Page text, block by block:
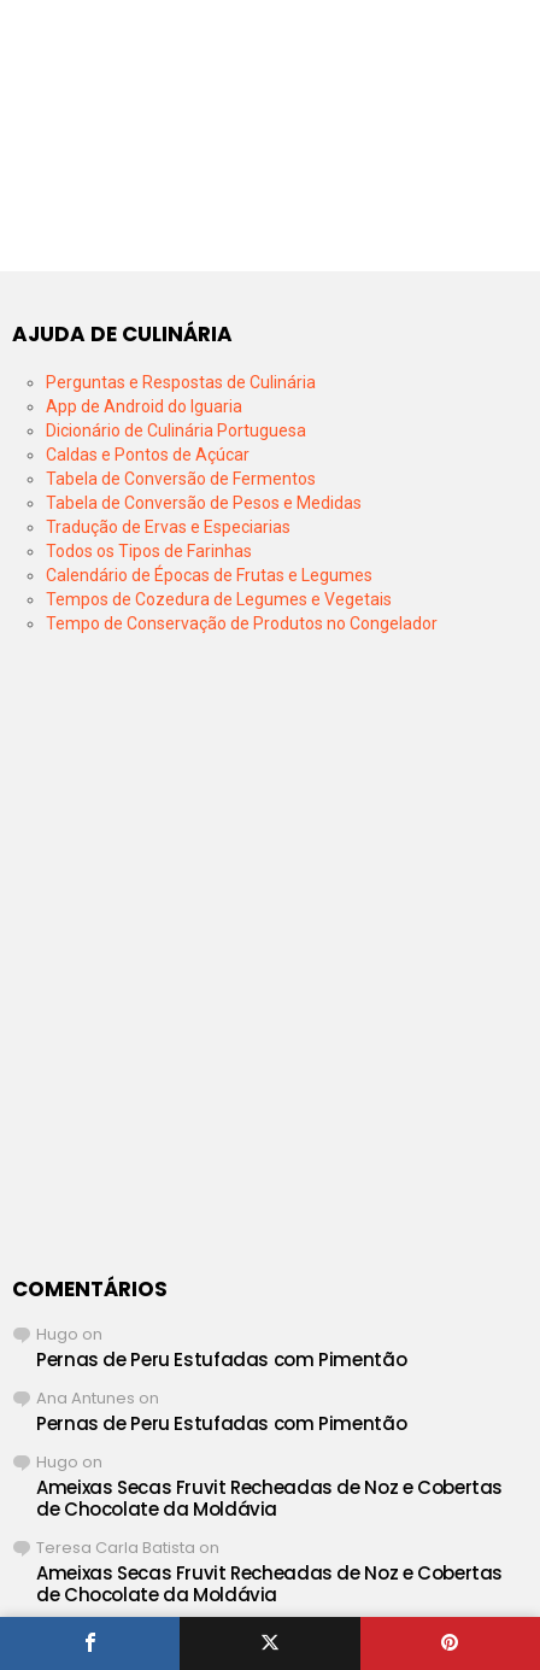
AJUDA DE CULINÁRIA
Perguntas e Respostas de Culinária
App de Android do Iguaria
Dicionário de Culinária Portuguesa
Caldas e Pontos de Açúcar
Tabela de Conversão de Fermentos
Tabela de Conversão de Pesos e Medidas
Tradução de Ervas e Especiarias
Todos os Tipos de Farinhas
Calendário de Épocas de Frutas e Legumes
Tempos de Cozedura de Legumes e Vegetais
Tempo de Conservação de Produtos no Congelador
COMENTÁRIOS
Hugo on
Pernas de Peru Estufadas com Pimentão
Ana Antunes on
Pernas de Peru Estufadas com Pimentão
Hugo on
Ameixas Secas Fruvit Recheadas de Noz e Cobertas
de Chocolate da Moldávia
Teresa Carla Batista on
Ameixas Secas Fruvit Recheadas de Noz e Cobertas
de Chocolate da Moldávia
on
Salada Cremosa de Salmão e Delicias do Mar com